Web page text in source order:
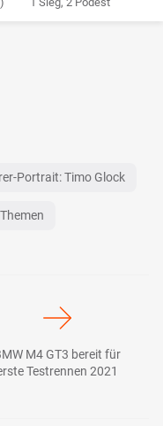
Portrait: Timo Glock
M4 GT3 bereit für
Testrennen 2021